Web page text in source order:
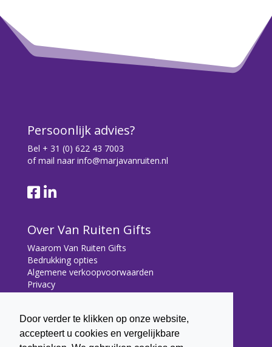
Door verder te klikken op onze website,
accepteert u cookies en vergelijkbare
Persoonlijk advies?
Bel + 31 (0) 622 43 7003
of mail naar info@marjavanruiten.nl
Over Van Ruiten Gifts
Waarom Van Ruiten Gifts
Bedrukking opties
Algemene verkoopvoorwaarden
Privacy
Contact
Contact